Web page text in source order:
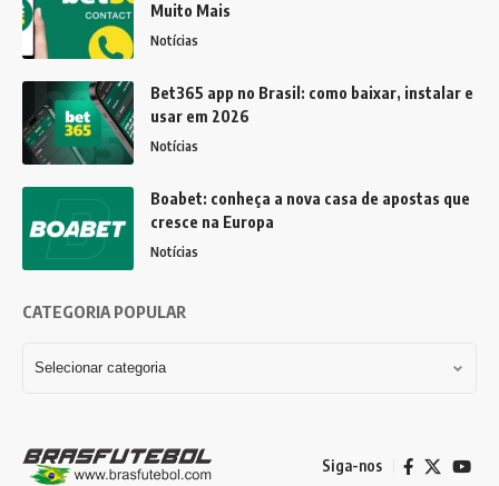
Muito Mais
Notícias
Bet365 app no Brasil: como baixar, instalar e
usar em 2026
Notícias
Boabet: conheça a nova casa de apostas que
cresce na Europa
Notícias
CATEGORIA POPULAR
Siga-nos